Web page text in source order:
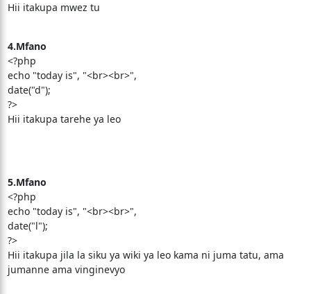
Hii itakupa mwez tu
4.Mfano
<?php
echo "today is", "<br><br>",
date("d");
?>
Hii itakupa tarehe ya leo
5.Mfano
<?php
echo "today is", "<br><br>",
date("l");
?>
Hii itakupa jila la siku ya wiki ya leo kama ni juma tatu, ama
jumanne ama vinginevyo